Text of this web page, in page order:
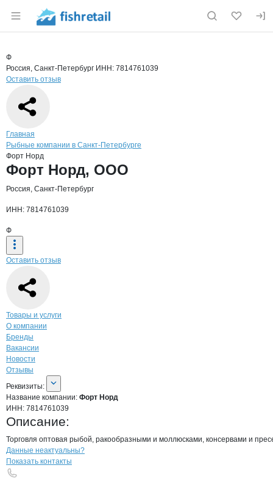
Раздел навигации по сайту fishretail.ru
Страница компании
Страница компании
Краткая информация о компании
Ф
Россия, Санкт-Петербург ИНН: 7814761039
Оставить отзыв
Навигация по сайту
Главная
Рыбные компании в Санкт-Петербурге
Форт Норд
Основная информация о компании
Форт Норд, ООО
Россия, Санкт-Петербург
ИНН: 7814761039
Ф
Оставить отзыв
Навигация по странице
Товары и услуги
О компании
Бренды
Вакансии
Новости
Отзывы
О компании
Реквизиты
Реквизиты:
Название компании: Форт Норд
ИНН: 7814761039
Описание:
Торговля оптовая рыбой, ракообразными и моллюсками, консервами и
Контактыкомпании
+7(800)000-00-..
Данные неактуальны?
Показать контакты